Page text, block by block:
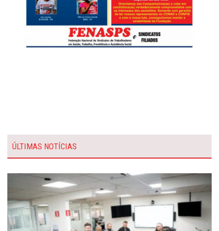
ÚLTIMAS NOTÍCIAS